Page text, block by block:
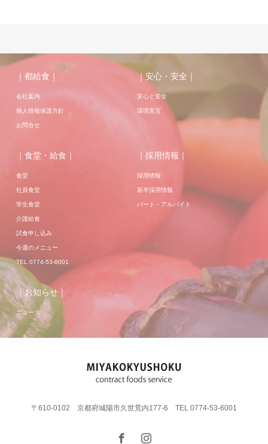
｜都給食｜
会社案内
個人情報保護方針
お問合せ
｜安心・安全｜
安心と安全
環境宣言
｜食堂・給食｜
食堂
社員食堂
学生食堂
介護給食
試食申し込み
今週のメニュー
TEL 0774-53-6001
｜採用情報｜
採用情報
新卒採用情報
パート・アルバイト
｜お知らせ｜
ニュース
〒610-0102 京都府城陽市久世荒内177-6 TEL 0774-53-6001